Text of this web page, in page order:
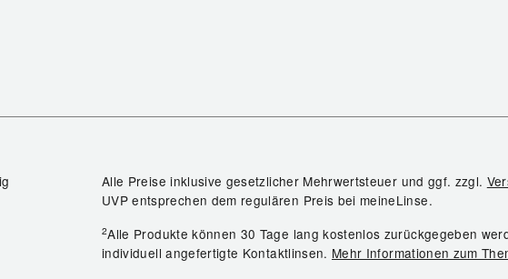
Alle Preise inklusive gesetzlicher Mehrwertsteuer und ggf. zzgl.
UVP entsprechen dem regulären Preis bei meineLinse.
2Alle Produkte können 30 Tage lang kostenlos zurückgegeben
individuell angefertigte Kontaktlinsen. Mehr Informationen zum